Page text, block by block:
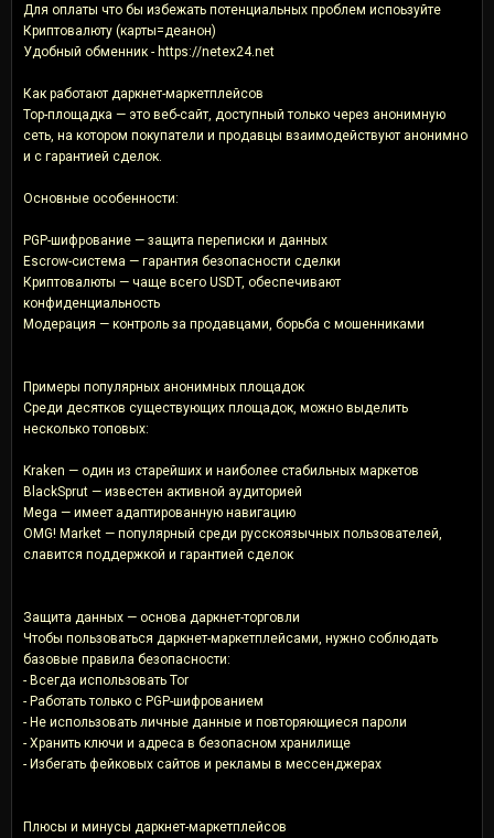
Для оплаты что бы избежать потенциальных проблем испоьзуйте
Криптовалюту (карты=деанон)
Удобный обменник - https://netex24.net
Как работают даркнет-маркетплейсов
Тор-площадка — это веб-сайт, доступный только через анонимную
сеть, на котором покупатели и продавцы взаимодействуют анонимно
и с гарантией сделок.
Основные особенности:
PGP-шифрование — защита переписки и данных
Escrow-система — гарантия безопасности сделки
Криптовалюты — чаще всего USDT, обеспечивают
конфиденциальность
Модерация — контроль за продавцами, борьба с мошенниками
Примеры популярных анонимных площадок
Среди десятков существующих площадок, можно выделить
несколько топовых:
Kraken — один из старейших и наиболее стабильных маркетов
BlackSprut — известен активной аудиторией
Mega — имеет адаптированную навигацию
OMG! Market — популярный среди русскоязычных пользователей,
славится поддержкой и гарантией сделок
Защита данных — основа даркнет-торговли
Чтобы пользоваться даркнет-маркетплейсами, нужно соблюдать
базовые правила безопасности:
- Всегда использовать Tor
- Работать только с PGP-шифрованием
- Не использовать личные данные и повторяющиеся пароли
- Хранить ключи и адреса в безопасном хранилище
- Избегать фейковых сайтов и рекламы в мессенджерах
Плюсы и минусы даркнет-маркетплейсов